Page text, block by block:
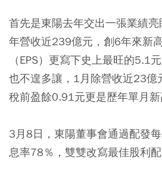
首先是東陽去年交出一張業績
年營收近239億元，創6年來新
（EPS）更寫下史上最旺的5.1
也不遑多讓，1月除營收近23億
稅前盈餘0.91元更是歷年單月新
3月8日，東陽董事會通過配發
息率78％，雙雙改寫最佳股利配